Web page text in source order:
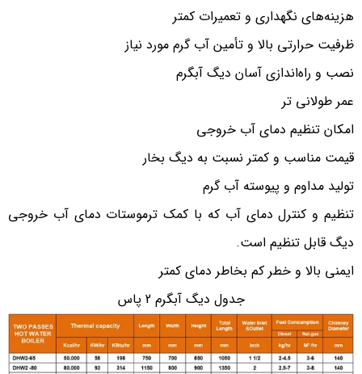
هزینه‌های نگهداری و تعمیرات کمتر
ظرفیت حرارتی بالا و تأمین آب گرم مورد نیاز
نصب و راه‌اندازی آسان دیگ آبگرم
عمر طولانی تر
امکان تنظیم دمای آب خروجی
قیمت مناسب و کمتر نسبت به دیگ بخار
تولید مداوم و پیوسته آب گرم
تنظیم و کنترل دمای آب که با کمک ترموستات دمای آب خروجی
دیگ قابل تنظیم است.
ایمنی بالا و خطر کم بخاطر دمای کمتر
جدول دیگ آبگرم 2 پاس